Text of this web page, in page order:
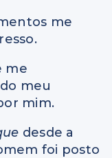
me
me
meu
mim.
desde a
foi posto